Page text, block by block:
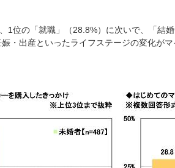
1位の「就職」（28.8%）に次いで、「結
・出産といったライフステージの変化が